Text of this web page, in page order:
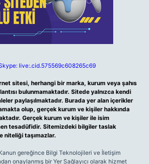
live:.cid.575569c608265c69
sitesi, herhangi bir marka, kurum veya şahıs
bulunmamaktadır. Sitede yalnızca kendi
paylaşılmaktadır. Burada yer alan içerikler
olup, gerçek kurum ve kişiler hakkında
Gerçek kurum ve kişiler ile isim
tesadüfidir. Sitemizdeki bilgiler taslak
niteliği taşımazlar.
gereğince Bilgi Teknolojileri ve İletişim
onaylanmış bir Yer Sağlayıcı olarak hizmet